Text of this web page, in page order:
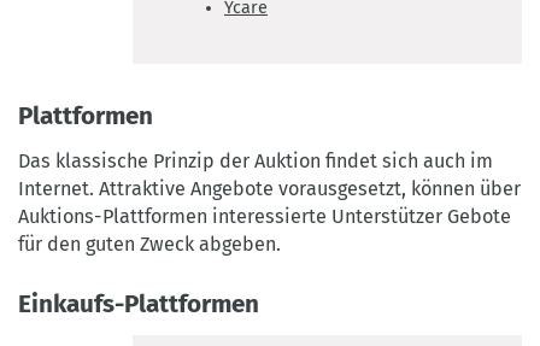
Ycare
Plattformen
Das klassische Prinzip der Auktion findet sich auch im
Internet. Attraktive Angebote vorausgesetzt, können über
Auktions-Plattformen interessierte Unterstützer Gebote
für den guten Zweck abgeben.
Einkaufs-Plattformen